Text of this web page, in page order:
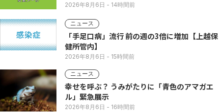
2026年8月6日 - 14時間前
ニュース
「手足口病」流行 前の週の3倍に増加【上越保
健所管内】
2026年8月6日 - 15時間前
ニュース
幸せを呼ぶ？ うみがたりに「青色のアマガエ
ル」緊急展示
2026年8月6日 - 16時間前